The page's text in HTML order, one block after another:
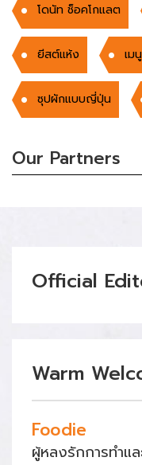
โดนัท ช็อคโกแลต
ยีสต์แห้ง เม
ซุปผักแบบญี่ปุ่น
Our Partners
Official
Warm
Foodie
ผู้หลงรักการทำแล